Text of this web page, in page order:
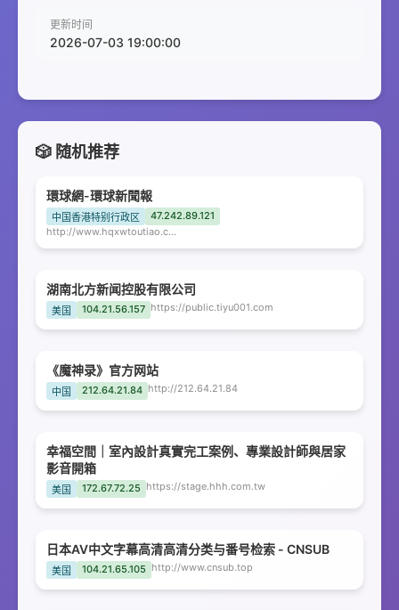
更新时间
2026-07-03 19:00:00
🎲 随机推荐
環球網-環球新聞報
中国香港特别行政区
47.242.89.121
http://www.hqxwtoutiao.com
湖南北方新闻控股有限公司
美国 104.21.56.157 https://public.tiyu001.com
《魔神录》官方网站
中国 212.64.21.84 http://212.64.21.84
幸福空間｜室內設計真實完工案例、專業設計師與居家
影音開箱
美国 172.67.72.25 https://stage.hhh.com.tw
日本AV中文字幕高清高清分类与番号检索 - CNSUB
美国 104.21.65.105 http://www.cnsub.top